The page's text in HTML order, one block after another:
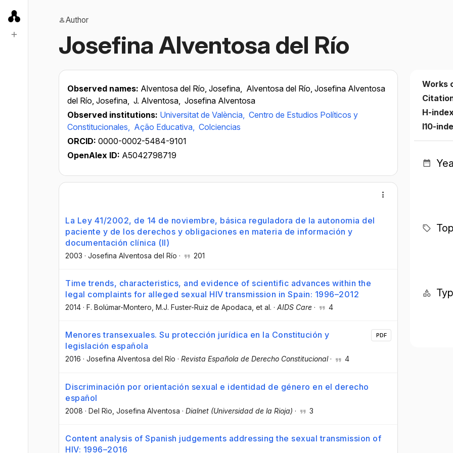
Author
Josefina Alventosa del Río
Observed names: Alventosa del Río, Josefina, Alventosa del Río, Josefina Alventosa
del Río, Josefina, J. Alventosa, Josefina Alventosa
Observed institutions: Universitat de València, Centro de Estudios Políticos y
Constitucionales, Ação Educativa, Colciencias
ORCID: 0000-0002-5484-9101
OpenAlex ID: A5042798719
La Ley 41/2002, de 14 de noviembre, básica reguladora de la autonomia del
paciente y de los derechos y obligaciones en materia de información y
documentación clínica (II)
2003 · Josefina Alventosa del Río · 201
Time trends, characteristics, and evidence of scientific advances within the
legal complaints for alleged sexual HIV transmission in Spain: 1996–2012
2014 · F. Bolúmar-Montero , M.J. Fuster-Ruiz de Apodaca , et al. · AIDS Care · 4
Menores transexuales. Su protección jurídica en la Constitución y
legislación española
2016 · Josefina Alventosa del Río · Revista Española de Derecho Constitucional· 4
PDF
Discriminación por orientación sexual e identidad de género en el derecho
español
2008 · Del Rìo , Josefina Alventosa · Dialnet (Universidad de la Rioja) · 3
Content analysis of Spanish judgements addressing the sexual transmission of
HIV: 1996–2016
Works
H-
I10-